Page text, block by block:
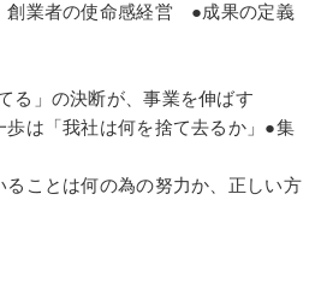
者の使命感経営 ●成果の定義
」の決断が、事業を伸ばす
「我社は何を捨て去るか」●集
とは何の為の努力か、正しい方